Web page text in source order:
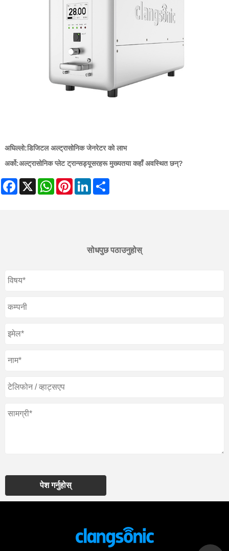
अघिल्लो:डिजिटल अल्ट्रासोनिक जेनरेटर को लाभ
अर्को:अल्ट्रासोनिक प्लेट ट्रान्सड्यूसरहरू मुख्यतया कहाँ अवस्थित छन्?
Facebook
X WhatsAppPinterestLinkedIn
सोधपुछ पठाउनुहोस्
पेश गर्नुहोस्